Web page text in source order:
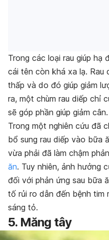
Trong các loại rau giúp hạ
cái tên còn khá xa lạ.
thấp và do đó giúp giảm
ra, một chùm rau diếp chỉ
sẽ góp phần giúp giảm cân.
Trong một nghiên cứu đã
bổ sung rau diếp vào bữa
vừa phải đã làm chậm
ăn. Tuy nhiên, ảnh hưởng
đối với phản ứng sau bữa
tố rủi ro dẫn đến bệnh tim
sáng tỏ.
5. Măng tây